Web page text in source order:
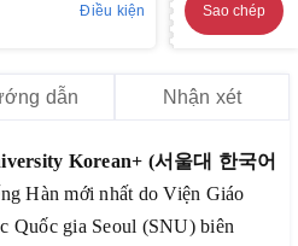
Điều kiện Sao chép
dẫn Nhận xét
Korean+ (서울대 한국어
Hàn mới nhất do Viện Giáo
Quốc gia Seoul (SNU) biên